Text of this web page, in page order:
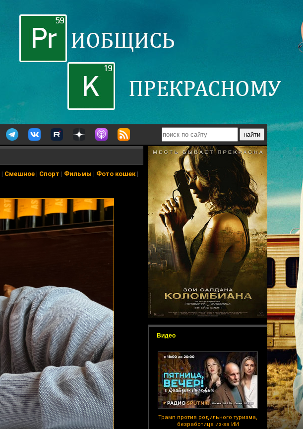
Видео
Трамп против родильного туризма,
безработица из-за ИИ
| Смешное| Спорт | Фильмы | Фото кошек|